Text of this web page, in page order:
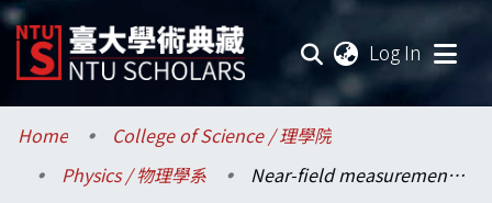
Log In
Communities & Collections
Research Outputs
Home
College of Science / 理學院
Physics / 物理學系
Near-field measurements of the light-scattering mode super-resolution near-field structure